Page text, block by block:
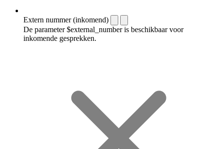
Extern nummer (inkomend)
De parameter $external_number is beschikbaar voor
inkomende gesprekken.